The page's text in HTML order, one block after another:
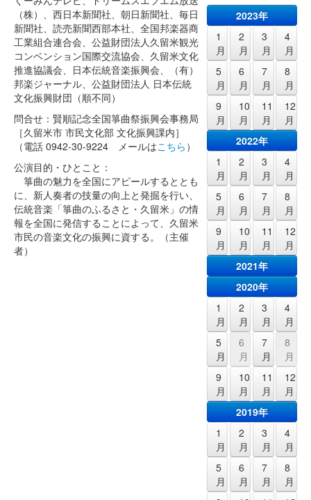
（株）、西日本新聞社、朝日新聞社、毎日
新聞社、読売新聞西部本社、全国邦楽器商
工業組合連合会、公益財団法人久留米観光
コンベンション国際交流協会、久留米文化
推進協議会、日本伝統音楽振興会、（有）
邦楽ジャーナル、公益財団法人 日本伝統
文化振興財団（順不同）
問合せ：賢順記念全国箏曲祭振興会事務局
［久留米市 市民文化部 文化振興課内］
（電話 0942-30-9224 メールはこちら ）
公演目的・ひとこと：
箏曲の魅力を全国にアピールするととも
に、新人奏者の技量の向上と発掘を行い、
伝統音楽「箏曲のふるさと・久留米」の情
報を全国に発信することによって、久留米
市民の音楽文化の振興に資する。（主催
者）
2023年
1
月
2
月
3
月
4
月
5
月
6
月
7
月
8
月
9
月
10
月
11
月
12
月
2022年
1
月
2
月
3
月
4
月
5
月
6
月
7
月
8
月
9
月
10
月
11
月
12
月
2021年
2020年
1
月
2
月
3
月
4
月
5
月
6
月
7
月
8
月
9
月
10
月
11
月
12
月
2019年
1
月
2
月
3
月
4
月
5
月
6
月
7
月
8
月